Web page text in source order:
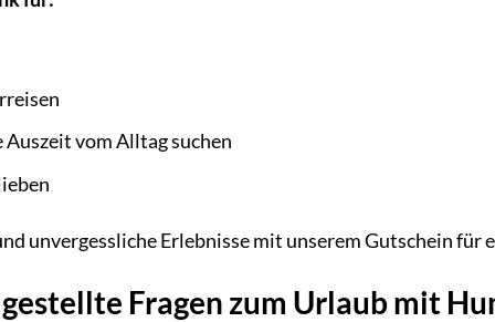
Auszeit vom Alltag suchen
unvergessliche Erlebnisse mit unserem Gutschein für
Fragen zum Urlaub mit